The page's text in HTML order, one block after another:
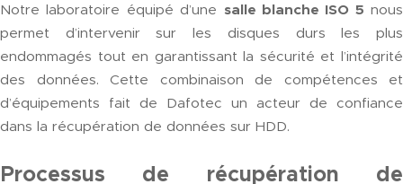
Notre laboratoire équipé d’une salle blanche ISO 5 nous
permet d’intervenir sur les disques durs les plus
endommagés tout en garantissant la sécurité et l’intégrité
des données. Cette combinaison de compétences et
d’équipements fait de Dafotec un acteur de confiance
dans la récupération de données sur HDD.
Processus de récupération de